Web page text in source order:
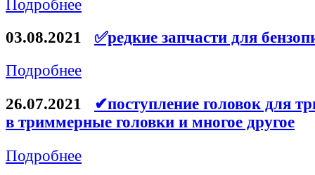
Ремни для электроинструмента
Подробнее
03.08.2021
✅редкие запчасти для
Подробнее
26.07.2021
✔поступление головок для
в триммерные головки и многое другое
Подробнее